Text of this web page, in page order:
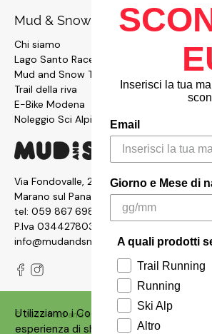
Mud & Snow
Chi siamo
Lago Santo Race
Mud and Snow Team
Trail della riva
E-Bike Modena
Noleggio Sci Alpinismo
Via Fondovalle, 2876, 41054
Marano sul Panaro MO
tel: 059 867 6987
P.Iva 03442780361
info@mudandsnow.com
© 2026Mud and Snow Made with ❤️ by
Utilizziamo i Cookies sul nostro siti per
esperienza di shopping. Puoi consultare
Inserisci la tua
Email
Giorno e Mese di
A quali prodotti
Trail Running
Running
Ski Alp
Altro